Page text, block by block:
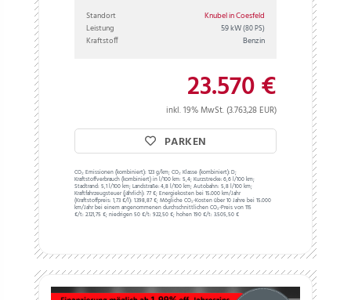
Standort
Knubel in Coesfeld
Leistung
59 kW(80 PS)
Kraftstoff Benzin
23.570 €
inkl. 19% MwSt. (3.763,28 EUR)
PARKEN
CO₂ Emissionen (kombiniert): 123 g/km;CO₂ Klasse (kombiniert): D;
Kraftstoffverbrauch (kombiniert) in l/100 km: 5,4;Kurzstrecke: 6,6 l/100 km;
Stadtrand: 5,1 l/100 km;Landstraße: 4,8 l/100 km;Autobahn: 5,8 l/100 km;
Kraftfahrzeugsteuer (jährlich): 77 €;Energiekosten bei 15.000 km/Jahr
(Kraftstoffpreis: 1,73€/l): 1.398,87 €;Mögliche CO₂-Kosten über 10 Jahre bei 15.000
km/Jahr bei einem angenommenen durchschnittlichen CO₂-Preis von 115
€/t: 2.121,75 €; niedrigen 50 €/t: 922,50 €; hohen 190 €/t: 3.505,50 €